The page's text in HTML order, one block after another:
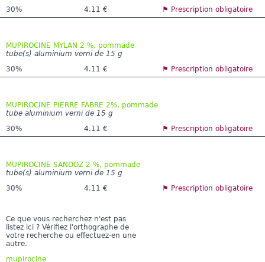
30%
4.11 € ⚑ Prescription obligatoire
MUPIROCINE MYLAN 2 %, pommade
tube(s) aluminium verni de 15 g
30%
4.11 € ⚑ Prescription obligatoire
MUPIROCINE PIERRE FABRE 2%, pommade
tube aluminium verni de 15 g
30%
4.11 € ⚑ Prescription obligatoire
MUPIROCINE SANDOZ 2 %, pommade
tube(s) aluminium verni de 15 g
30%
4.11 € ⚑ Prescription obligatoire
Ce que vous recherchez n'est pas
listez ici ? Vérifiez l'orthographe de
votre recherche ou effectuez-en une
autre.
mupirocine